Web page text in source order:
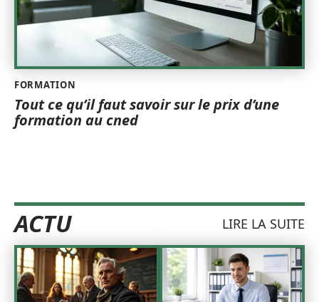
FORMATION
Tout ce qu’il faut savoir sur le prix d’une
formation au cned
ACTU LIRE LA SUITE